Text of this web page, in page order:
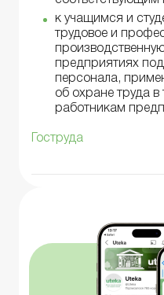
к учащимся и
трудовое и
предприятиях
персонала,
об охране труда
работникам
Гоструда